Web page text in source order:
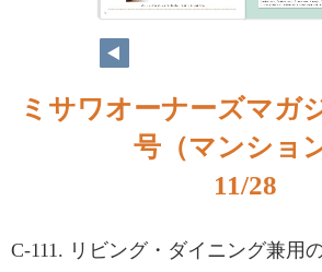
ミサワオーナーズマガ
号（マンショ
11/28
C-111. リビング・ダイニング兼用